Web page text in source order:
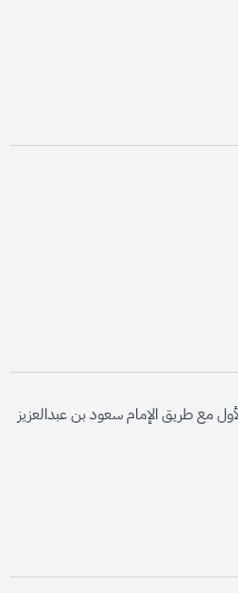
opens in new
مع طريق الإمام سعود بن عبدالعزيز